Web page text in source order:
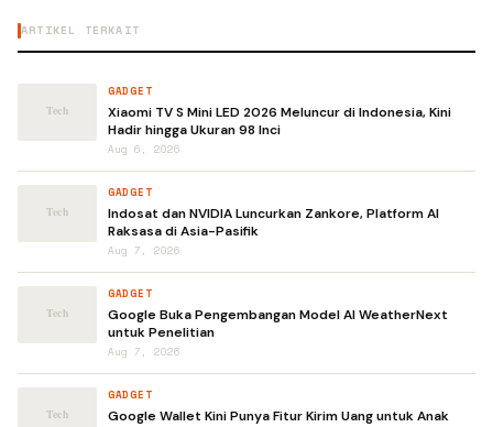
ARTIKEL TERKAIT
GADGET
Xiaomi TV S Mini LED 2026 Meluncur di Indonesia, Kini
Hadir hingga Ukuran 98 Inci
Aug 6, 2026
GADGET
Indosat dan NVIDIA Luncurkan Zankore, Platform AI
Raksasa di Asia-Pasifik
Aug 7, 2026
GADGET
Google Buka Pengembangan Model AI WeatherNext
untuk Penelitian
Aug 7, 2026
GADGET
Google Wallet Kini Punya Fitur Kirim Uang untuk Anak